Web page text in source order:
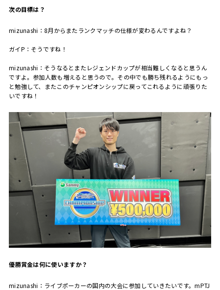
――次の目標は？
mizunashi： 8月からまたランクマッチの仕様が変わるんですよね？
ガイP： そうですね！
mizunashi：そうなるとまたレジェンドカップが相当難しくなると思うん
ですよ。参加人数も増えると思うので。その中でも勝ち残れるようにもっ
と勉強して、またこのチャンピオンシップに戻ってこれるように頑張りた
いですね！
――優勝賞金は何に使いますか？
mizunashi： ライブポーカーの国内の大会に参加していきたいです。mPTJ